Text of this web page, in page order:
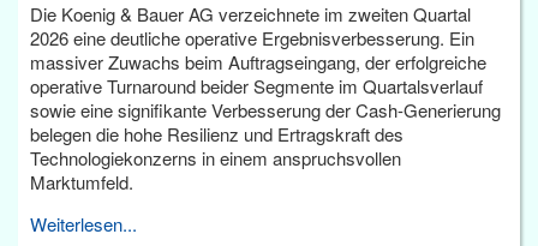
Die Koenig & Bauer AG verzeichnete im zweiten Quartal
2026 eine deutliche operative Ergebnisverbesserung. Ein
massiver Zuwachs beim Auftragseingang, der erfolgreiche
operative Turnaround beider Segmente im Quartalsverlauf
sowie eine signifikante Verbesserung der Cash-Generierung
belegen die hohe Resilienz und Ertragskraft des
Technologiekonzerns in einem anspruchsvollen
Marktumfeld.
Weiterlesen...